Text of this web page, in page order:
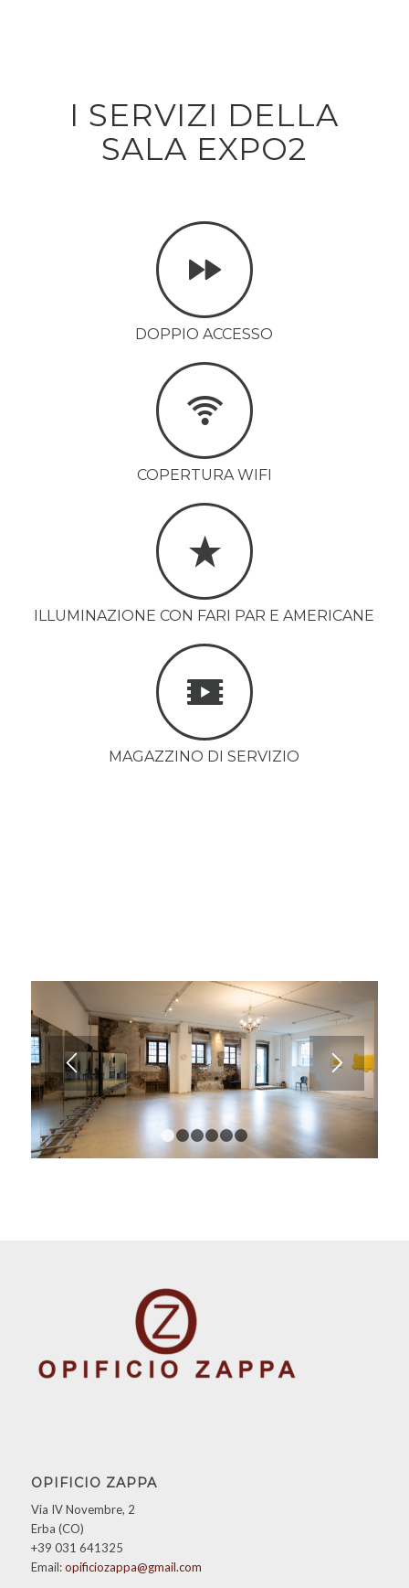
I SERVIZI DELLA
SALA EXPO2
DOPPIO ACCESSO
COPERTURA WIFI
ILLUMINAZIONE CON FARI PAR E AMERICANE
MAGAZZINO DI SERVIZIO
1 3 4 5
OPIFICIO ZAPPA
Via IV Novembre, 2
Erba (CO)
+39 031 641325
Email:opificiozappa@gmail.com